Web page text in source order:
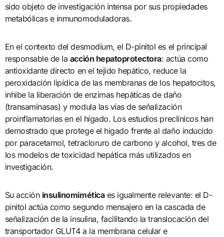
sido objeto de investigación intensa por sus propiedades
metabólicas e inmunomoduladoras.
En el contexto del desmodium, el D-pinitol es el principal
responsable de la acción hepatoprotectora: actúa como
antioxidante directo en el tejido hepático, reduce la
peroxidación lipídica de las membranas de los hepatocitos,
inhibe la liberación de enzimas hepáticas de daño
(transaminasas) y modula las vías de señalización
proinflamatorias en el hígado. Los estudios preclínicos han
demostrado que protege el hígado frente al daño inducido
por paracetamol, tetracloruro de carbono y alcohol, tres de
los modelos de toxicidad hepática más utilizados en
investigación.
Su acción insulinomiméticaes igualmente relevante: el D-
pinitol actúa como segundo mensajero en la cascada de
señalización de la insulina, facilitando la translocación del
transportador GLUT4 a la membrana celular e